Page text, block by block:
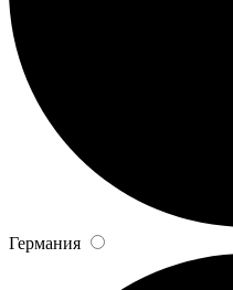
Германия